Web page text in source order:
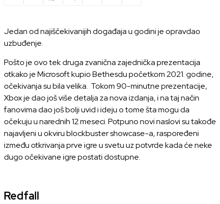
Jedan od najiščekivanijih događaja u godini je opravdao
uzbuđenje.
Pošto je ovo tek druga zvanična zajednička prezentacija
otkako je Microsoft kupio Bethesdu početkom 2021. godine,
očekivanja su bila velika. Tokom 90-minutne prezentacije,
Xbox je dao još više detalja za nova izdanja, i na taj način
fanovima dao još bolji uvid i ideju o tome šta mogu da
očekuju u narednih 12 meseci. Potpuno novi naslovi su takođe
najavljeni u okviru blockbuster showcase-a, raspoređeni
između otkrivanja prve igre u svetu uz potvrde kada će neke
dugo očekivane igre postati dostupne.
Redfall